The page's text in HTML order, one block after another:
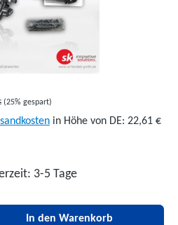
(25% gespart)
in Höhe von DE: 22,61 €
3-5 Tage
den gewünschten Wert
In den Warenkorb